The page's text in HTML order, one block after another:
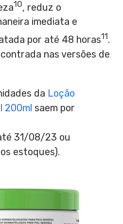
10, reduz o
imediata e
por até 48 horas11.
nas versões de
da Loção
200ml saem por
31/08/23 ou
estoques).